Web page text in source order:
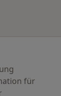
für